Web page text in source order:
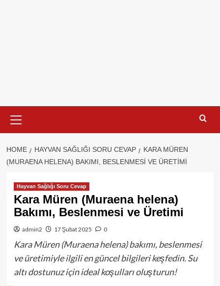
Menu
HOME HAYVAN SAĞLIĞI SORU CEVAP
KARA MÜREN
(MURAENA HELENA) BAKIMI, BESLENMESI VE ÜRETIMI
Hayvan Sağlığı Soru Cevap
Kara Müren (Muraena helena)
Bakımı, Beslenmesi ve Üretimi
admin2 17 Şubat 2025 0
Kara Müren (Muraena helena) bakımı, beslenmesi
ve üretimiyle ilgili en güncel bilgileri keşfedin. Su
altı dostunuz için ideal koşulları oluşturun!